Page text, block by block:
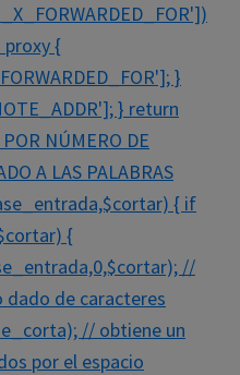
{
}
} return
NÚMERO DE
A LAS PALABRAS
{ if
{
//
dado de caracteres
// obtiene un
por el espacio